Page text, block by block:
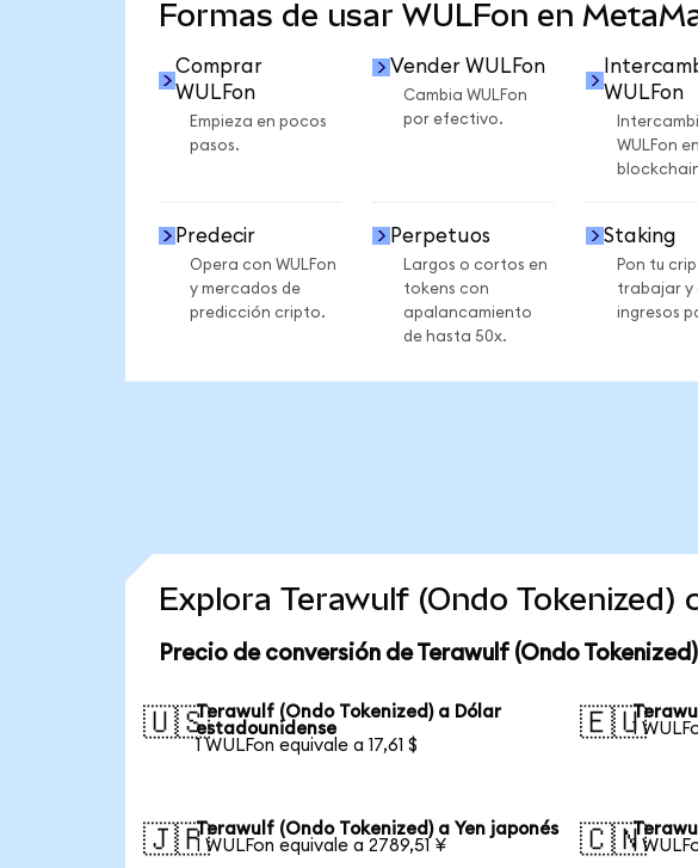
Formas de usar WULFon en
Comprar
WULFon
Empieza en pocos
pasos.
Vender WULFon
Cambia WULFon
por efectivo.
WULFon
WULFon
Predecir
Opera con WULFon
y mercados de
predicción cripto.
Perpetuos
Largos o cortos en
tokens con
apalancamiento
de hasta 50x.
Staking
Pon tu
trabajar y
ingresos
Explora Terawulf (Ondo
Precio de conversión de Terawulf (Ondo
🇺🇸Terawulf (Ondo Tokenized) a Dólar
estadounidense
1 WULFon equivale a 17,61 $
🇪🇺
1
🇯🇵Terawulf (Ondo Tokenized) a Yen japonés
1 WULFon equivale a 2789,51 ¥
🇨🇳
1